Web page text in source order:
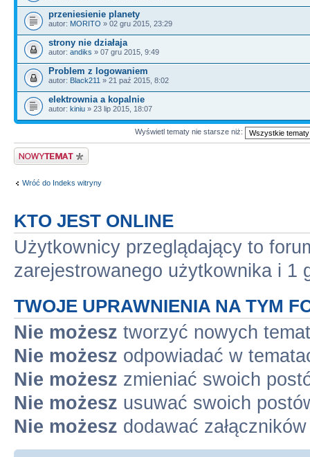
przeniesienie planety
autor: MORITO » 02 gru 2015, 23:29
strony nie działaja
autor: andiks » 07 gru 2015, 9:49
Problem z logowaniem
autor: Black211 » 21 paź 2015, 8:02
elektrownia a kopalnie
autor: kiniu » 23 lip 2015, 18:07
Wyświetl tematy nie starsze niż:
Nowy temat
Wróć do Indeks witryny
KTO JEST ONLINE
Użytkownicy przeglądający to
zarejestrowanego użytkownika i 1
TWOJE UPRAWNIENIA NA TYM
Nie możesz tworzyć nowych
Nie możesz odpowiadać w
Nie możesz zmieniać swoich
Nie możesz usuwać swoich
Nie możesz dodawać załączników